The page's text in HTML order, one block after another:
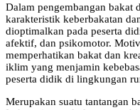
Dalam pengembangan bakat
karakteristik keberbakatan
dioptimalkan pada peserta
afektif, dan psikomotor.
memperhatikan bakat dan
iklim yang menjamin
peserta didik di lingkungan
Merupakan suatu tantangan